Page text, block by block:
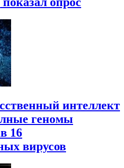
интеллект
геномы
16
вирусов